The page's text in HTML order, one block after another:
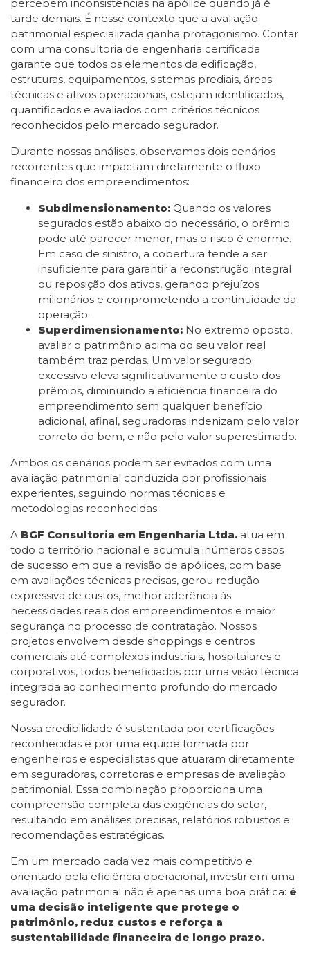
percebem inconsistências na apólice quando já é
tarde demais. É nesse contexto que a avaliação
patrimonial especializada ganha protagonismo. Contar
com uma consultoria de engenharia certificada
garante que todos os elementos da edificação,
estruturas, equipamentos, sistemas prediais, áreas
técnicas e ativos operacionais, estejam identificados,
quantificados e avaliados com critérios técnicos
reconhecidos pelo mercado segurador.
Durante nossas análises, observamos dois cenários
recorrentes que impactam diretamente o fluxo
financeiro dos empreendimentos:
Subdimensionamento: Quando os valores
segurados estão abaixo do necessário, o prêmio
pode até parecer menor, mas o risco é enorme.
Em caso de sinistro, a cobertura tende a ser
insuficiente para garantir a reconstrução integral
ou reposição dos ativos, gerando prejuízos
milionários e comprometendo a continuidade da
operação.
Superdimensionamento: No extremo oposto,
avaliar o patrimônio acima do seu valor real
também traz perdas. Um valor segurado
excessivo eleva significativamente o custo dos
prêmios, diminuindo a eficiência financeira do
empreendimento sem qualquer benefício
adicional, afinal, seguradoras indenizam pelo valor
correto do bem, e não pelo valor superestimado.
Ambos os cenários podem ser evitados com uma
avaliação patrimonial conduzida por profissionais
experientes, seguindo normas técnicas e
metodologias reconhecidas.
A BGF Consultoria em Engenharia Ltda. atua em
todo o território nacional e acumula inúmeros casos
de sucesso em que a revisão de apólices, com base
em avaliações técnicas precisas, gerou redução
expressiva de custos, melhor aderência às
necessidades reais dos empreendimentos e maior
segurança no processo de contratação. Nossos
projetos envolvem desde shoppings e centros
comerciais até complexos industriais, hospitalares e
corporativos, todos beneficiados por uma visão técnica
integrada ao conhecimento profundo do mercado
segurador.
Nossa credibilidade é sustentada por certificações
reconhecidas e por uma equipe formada por
engenheiros e especialistas que atuaram diretamente
em seguradoras, corretoras e empresas de avaliação
patrimonial. Essa combinação proporciona uma
compreensão completa das exigências do setor,
resultando em análises precisas, relatórios robustos e
recomendações estratégicas.
Em um mercado cada vez mais competitivo e
orientado pela eficiência operacional, investir em uma
avaliação patrimonial não é apenas uma boa prática: é
uma decisão inteligente que protege o
patrimônio, reduz custos e reforça a
sustentabilidade financeira de longo prazo.